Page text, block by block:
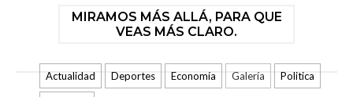
MIRAMOS MÁS ALLÁ, PARA QUE
VEAS MÁS CLARO.
Actualidad Deportes Economía Galería Politica